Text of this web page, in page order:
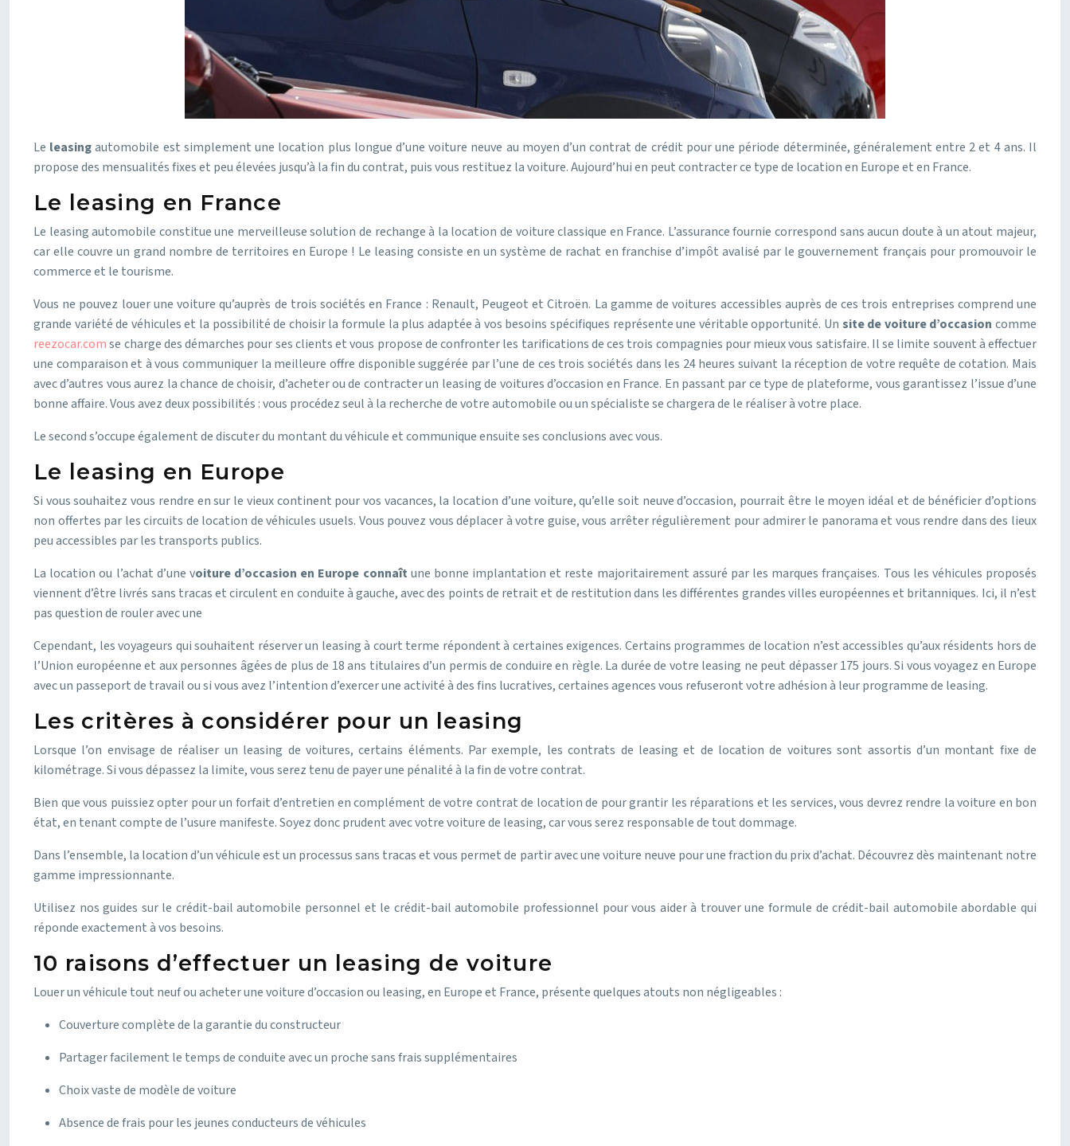
Le leasingautomobile est simplement une location plus longue d’une voiture neuve au moyen d’un contrat de crédit pour une période déterminée, généralement entre 2 et 4 ans. Il
propose des mensualités fixes et peu élevées jusqu’à la fin du contrat, puis vous restituez la voiture. Aujourd’hui en peut contracter ce type de location en Europe et en France.
Le leasing en France
Le leasing automobile constitue une merveilleuse solution de rechange à la location de voiture classique en France. L’assurance fournie correspond sans aucun doute à un atout majeur,
car elle couvre un grand nombre de territoires en Europe ! Le leasing consiste en un système de rachat en franchise d’impôt avalisé par le gouvernement français pour promouvoir le
commerce et le tourisme.
Vous ne pouvez louer une voiture qu’auprès de trois sociétés en France : Renault, Peugeot et Citroën. La gamme de voitures accessibles auprès de ces trois entreprises comprend une
grande variété de véhicules et la possibilité de choisir la formule la plus adaptée à vos besoins spécifiques représente une véritable opportunité. Un site de voiture d’occasioncomme
reezocar.comse charge des démarches pour ses clients et vous propose de confronter les tarifications de ces trois compagnies pour mieux vous satisfaire. Il se limite souvent à effectuer
une comparaison et à vous communiquer la meilleure offre disponible suggérée par l’une de ces trois sociétés dans les 24 heures suivant la réception de votre requête de cotation. Mais
avec d’autres vous aurez la chance de choisir, d’acheter ou de contracter un leasing de voitures d’occasion en France. En passant par ce type de plateforme, vous garantissez l’issue d’une
bonne affaire. Vous avez deux possibilités : vous procédez seul à la recherche de votre automobile ou un spécialiste se chargera de le réaliser à votre place.
Le second s’occupe également de discuter du montant du véhicule et communique ensuite ses conclusions avec vous.
Le leasing en Europe
Si vous souhaitez vous rendre en sur le vieux continent pour vos vacances, la location d’une voiture, qu’elle soit neuve d’occasion, pourrait être le moyen idéal et de bénéficier d’options
non offertes par les circuits de location de véhicules usuels. Vous pouvez vous déplacer à votre guise, vous arrêter régulièrement pour admirer le panorama et vous rendre dans des lieux
peu accessibles par les transports publics.
La location ou l’achat d’une voiture d’occasion en Europe connaît une bonne implantation et reste majoritairement assuré par les marques françaises. Tous les véhicules proposés
viennent d’être livrés sans tracas et circulent en conduite à gauche, avec des points de retrait et de restitution dans les différentes grandes villes européennes et britanniques. Ici, il n’est
pas question de rouler avec une
Cependant, les voyageurs qui souhaitent réserver un leasing à court terme répondent à certaines exigences. Certains programmes de location n’est accessibles qu’aux résidents hors de
l’Union européenne et aux personnes âgées de plus de 18 ans titulaires d’un permis de conduire en règle. La durée de votre leasing ne peut dépasser 175 jours. Si vous voyagez en Europe
avec un passeport de travail ou si vous avez l’intention d’exercer une activité à des fins lucratives, certaines agences vous refuseront votre adhésion à leur programme de leasing.
Les critères à considérer pour un leasing
Lorsque l’on envisage de réaliser un leasing de voitures, certains éléments. Par exemple, les contrats de leasing et de location de voitures sont assortis d’un montant fixe de
kilométrage. Si vous dépassez la limite, vous serez tenu de payer une pénalité à la fin de votre contrat.
Bien que vous puissiez opter pour un forfait d’entretien en complément de votre contrat de location de pour grantir les réparations et les services, vous devrez rendre la voiture en bon
état, en tenant compte de l’usure manifeste. Soyez donc prudent avec votre voiture de leasing, car vous serez responsable de tout dommage.
Dans l’ensemble, la location d’un véhicule est un processus sans tracas et vous permet de partir avec une voiture neuve pour une fraction du prix d’achat. Découvrez dès maintenant notre
gamme impressionnante.
Utilisez nos guides sur le crédit-bail automobile personnel et le crédit-bail automobile professionnel pour vous aider à trouver une formule de crédit-bail automobile abordable qui
réponde exactement à vos besoins.
10 raisons d’effectuer un leasing de voiture
Louer un véhicule tout neuf ou acheter une voiture d’occasion ou leasing, en Europe et France, présente quelques atouts non négligeables :
Couverture complète de la garantie du constructeur
Partager facilement le temps de conduite avec un proche sans frais supplémentaires
Choix vaste de modèle de voiture
Absence de frais pour les jeunes conducteurs de véhicules